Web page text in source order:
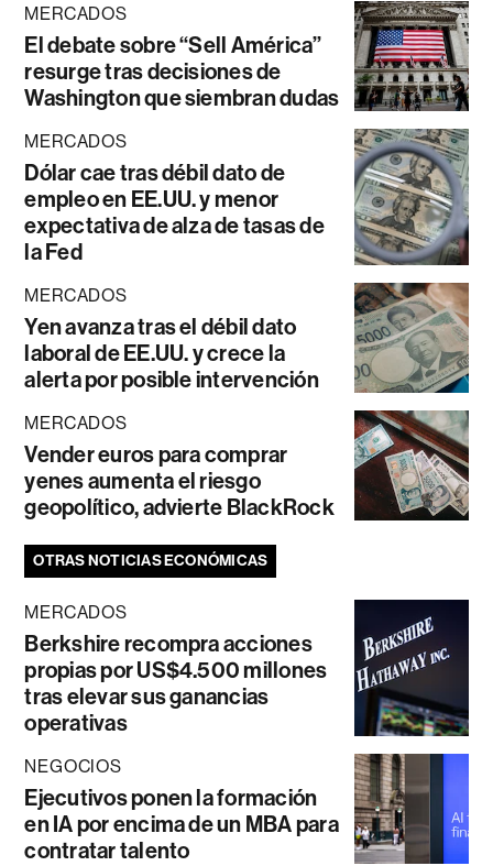
MERCADOS
El debate sobre “Sell América”
resurge tras decisiones de
Washington que siembran dudas
MERCADOS
Dólar cae tras débil dato de
empleo en EE.UU. y menor
expectativa de alza de tasas de
la Fed
MERCADOS
Yen avanza tras el débil dato
laboral de EE.UU. y crece la
alerta por posible intervención
MERCADOS
Vender euros para comprar
yenes aumenta el riesgo
geopolítico, advierte BlackRock
OTRAS NOTICIAS ECONÓMICAS
MERCADOS
Berkshire recompra acciones
propias por US$4.500 millones
tras elevar sus ganancias
operativas
NEGOCIOS
Ejecutivos ponen la formación
en IA por encima de un MBA para
contratar talento